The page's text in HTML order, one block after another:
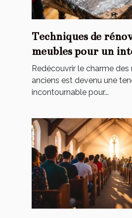
Techniques de
meubles pour un
personnalisé
Redécouvrir le charme des
anciens est devenu une
incontournable pour...